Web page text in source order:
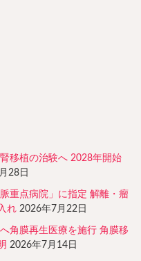
移植の治験へ 2028年開始
28日
重点病院」に指定 解離・瘤
れ 2026年7月22日
角膜再生医療を施行 角膜移
2026年7月14日